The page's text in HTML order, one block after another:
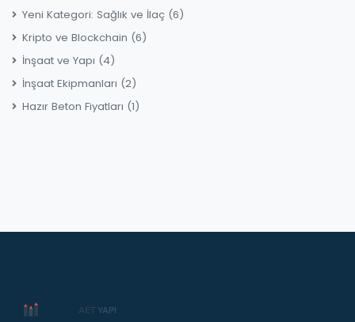
Yeni Kategori: Sağlık ve İlaç (6)
Kripto ve Blockchain (6)
İnşaat ve Yapı (4)
İnşaat Ekipmanları (2)
Hazır Beton Fiyatları (1)